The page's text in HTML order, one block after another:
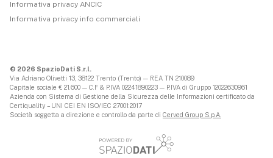
Informativa privacy ANCIC
Informativa privacy info commerciali
© 2026 SpazioDati S.r.l.
Via Adriano Olivetti 13, 38122 Trento (Trento) — REA TN 210089
Capitale sociale € 21.600 — C.F & P.IVA 02241890223 — P.IVA di Gruppo 12022630961
Azienda con Sistema di Gestione della Sicurezza delle Informazioni certificato da
Certiquality – UNI CEI EN ISO/IEC 27001:2017
Società soggetta a direzione e controllo da parte di Cerved Group S.p.A.